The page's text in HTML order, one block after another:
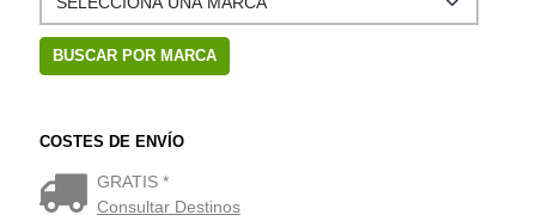
COSTES DE ENVÍO
GRATIS *
Consultar Destinos